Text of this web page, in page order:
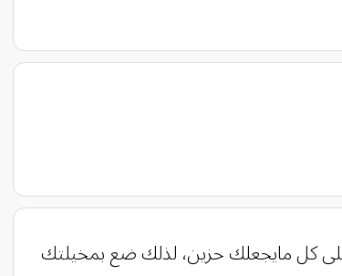
كل مايجعلك حزين، لذلك ضع بمخيلتك